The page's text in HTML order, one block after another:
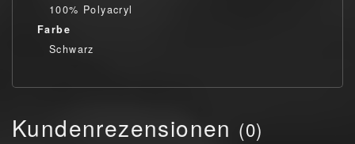
100% Polyacryl
Farbe
Schwarz
Kundenrezensionen (0)